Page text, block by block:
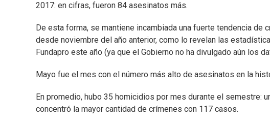
2017: en cifras, fueron 84 asesinatos más.
De esta forma, se mantiene incambiada una fuerte tendencia
desde noviembre del año anterior, como lo revelan las
Fundapro este año (ya que el Gobierno no ha divulgado aún los
Mayo fue el mes con el número más alto de asesinatos en la
En promedio, hubo 35 homicidios por mes durante el semestre:
concentró la mayor cantidad de crímenes con 117 casos.